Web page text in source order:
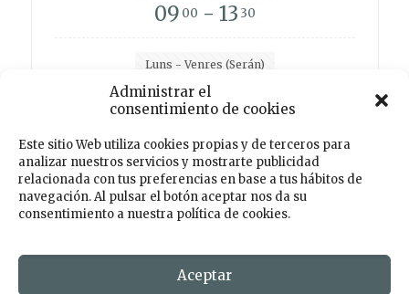
Administrar el
consentimiento de cookies
Este sitio Web utiliza cookies propias y de terceros para
analizar nuestros servicios y mostrarte publicidad
relacionada con tus preferencias en base a tus hábitos de
navegación. Al pulsar el botón aceptar nos da su
consentimiento a nuestra política de cookies.
Aceptar
09 00 - 13 30
Luns - Venres (Serán)
1500- 19
Facebook Instagram Twitter TikTok
ABERTAS. Todos os dereitos reservados. Deseño e
Desenvolmemento